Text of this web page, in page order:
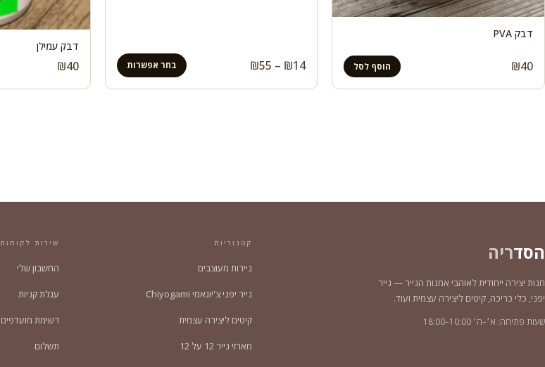
דבק PVA
₪40 הוסף לסל ₪14
–
₪55 טווח
בחר אפשרות
דבק עמילן
₪40
הסדריה
חנות יצירה ייחודית לאוהבי אמנות הנייר — נייר
יפני, כלי כריכה, קיטים ליצירה עצמית ועוד.
שעות פתיחה: א׳–ה׳ 10:00–18:00
קטגוריות
ניירות מעוצבים
נייר יפני צ'יוגאמי Chiyogami
קיטים ליצירה עצמית
מארזי נייר 12 על 12
שירות לקוחות
החשבון שלי
עגלת קניות
רשימת מועדפים
תשלום